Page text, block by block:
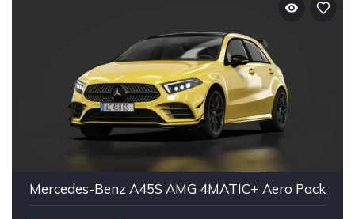
Mercedes-Benz A45S AMG 4MATIC+ Aero Pack